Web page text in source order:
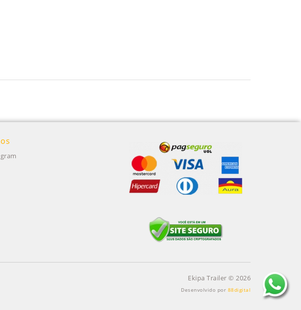
Ekipa Trailer © 2026
Desenvolvido por 88digital